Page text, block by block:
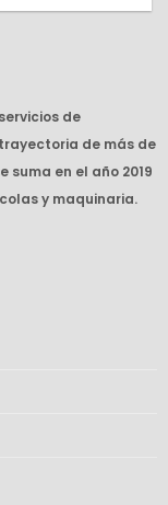
de
de más de
suma en el año 2019
y maquinaria.